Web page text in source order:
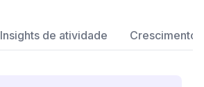
Insights de atividade Crescimento